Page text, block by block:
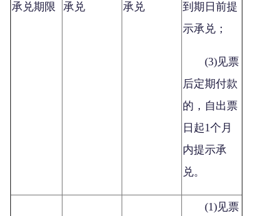
承兑期限
承兑
承兑
到期日前提
示承兑；
(3)见票
后定期付款
的，自出票
日起1个月
内提示承
兑。
(1)见票